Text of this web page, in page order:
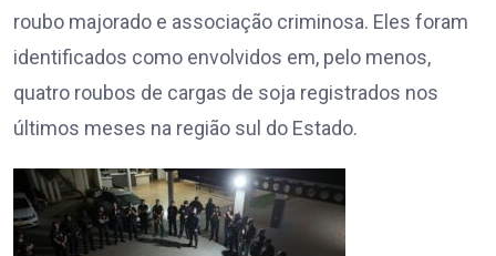
roubo majorado e associação criminosa. Eles foram
identificados como envolvidos em, pelo menos,
quatro roubos de cargas de soja registrados nos
últimos meses na região sul do Estado.